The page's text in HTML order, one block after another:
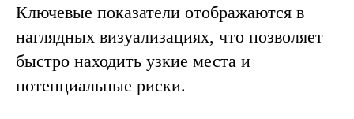
Ключевые показатели отображаются в
наглядных визуализациях, что позволяет
быстро находить узкие места и
потенциальные риски.